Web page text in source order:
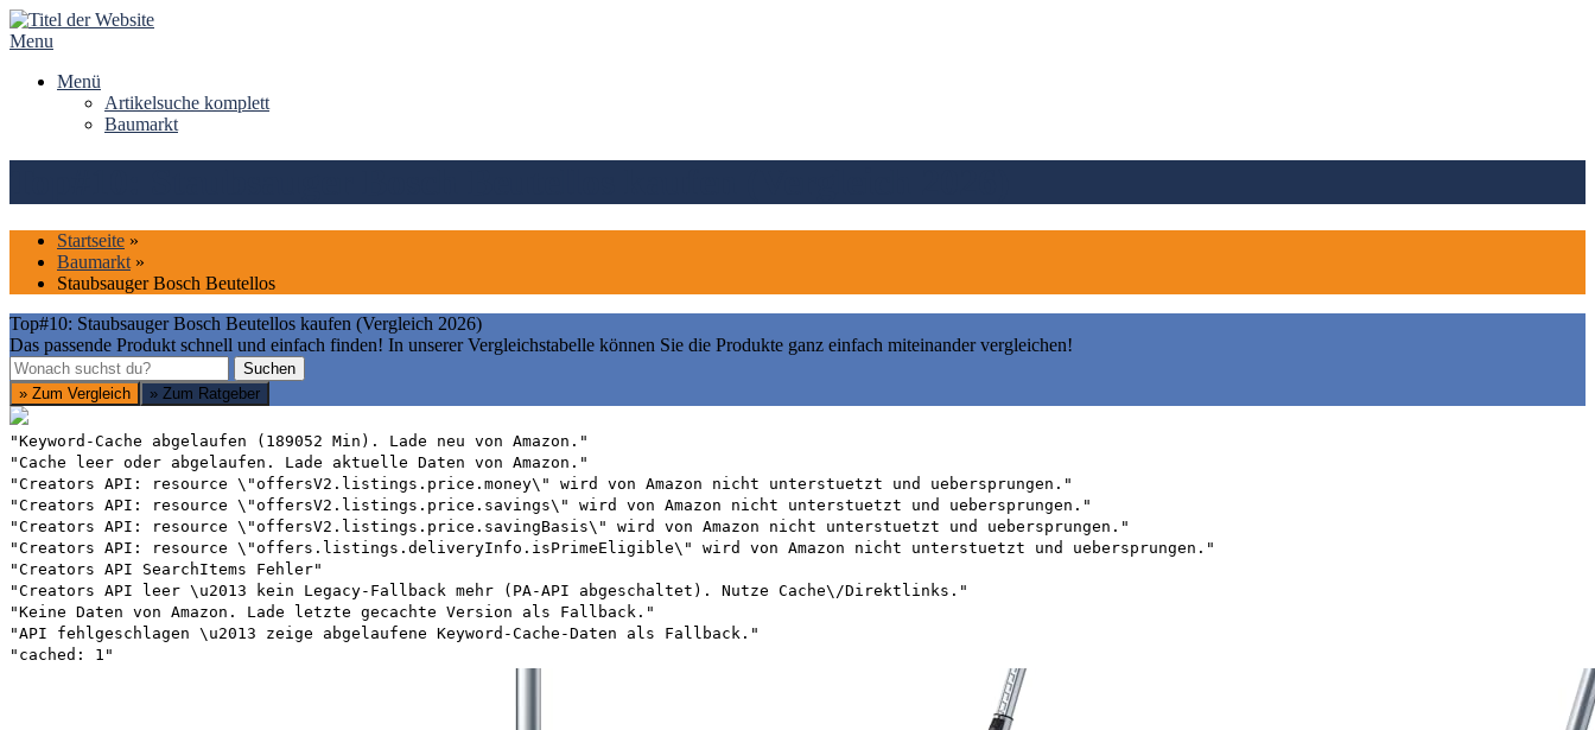
Skip
to
Menu
Menü
Artikelsuche komplett
Baumarkt
Startseite »
Baumarkt »
Staubsauger Bosch Beutellos
Top#10: Staubsauger Bosch Beutellos kaufen (Vergleich 2026)
Das passende Produkt schnell und einfach finden! In unserer Vergleichstabelle können Sie die Produkte ganz einfach miteinander vergleichen!
Suchen
Suchen
» Zum Vergleich
» Zum Ratgeber
"Keyword-Cache abgelaufen (189052 Min). Lade neu von Amazon."
"Cache leer oder abgelaufen. Lade aktuelle Daten von Amazon."
"Creators API: resource \"offersV2.listings.price.money\" wird von Amazon nicht unterstuetzt und uebersprungen."
"Creators API: resource \"offersV2.listings.price.savings\" wird von Amazon nicht unterstuetzt und uebersprungen."
"Creators API: resource \"offersV2.listings.price.savingBasis\" wird von Amazon nicht unterstuetzt und uebersprungen."
"Creators API: resource \"offers.listings.deliveryInfo.isPrimeEligible\" wird von Amazon nicht unterstuetzt und uebersprungen."
"Creators API SearchItems Fehler"
"Creators API leer \u2013 kein Legacy-Fallback mehr (PA-API abgeschaltet). Nutze Cache\/Direktlinks."
"Keine Daten von Amazon. Lade letzte gecachte Version als Fallback."
"API fehlgeschlagen \u2013 zeige abgelaufene Keyword-Cache-Daten als Fallback."
"cached: 1"